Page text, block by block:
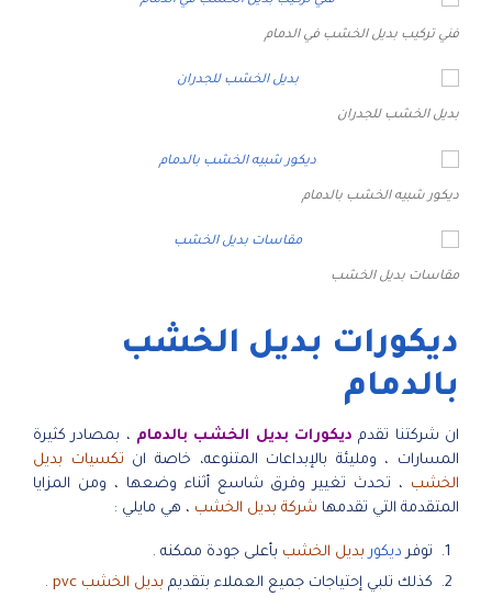
فني تركيب بديل الخشب في الدمام
بديل الخشب للجدران
ديكور شبيه الخشب بالدمام
مقاسات بديل الخشب
ديكورات بديل الخشب
بالدمام
ان شركتنا تقدمديكورات بديل الخشب بالدمام ، بمصادر كثيرة
المسارات ، ومليئة بالإبداعات المتنوعه، خاصة ان تكسيات بديل
الخشب ، تحدث تغيير وفرق شاسع أثناء وضعها ، ومن المزايا
المتقدمة التي تقدمها شركة بديل الخشب ، هي مايلي :
توفر ديكور بديل الخشب بأعلى جودة ممكنه .
كذلك تلبي إحتياجات جميع العملاء بتقديم بديل الخشب pvc
.